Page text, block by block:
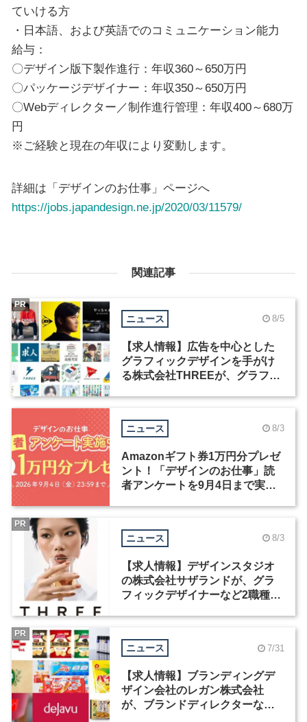
ていける方
・日本語、および英語でのコミュニケーション能力
給与：
〇デザイン版下製作進行：年収360～650万円
〇パッケージデザイナー：年収350～650万円
〇Webディレクター／制作進行管理：年収400～680万
円
※ご経験と現在の年収により変動します。
詳細は「デザインのお仕事」ページへ
https://jobs.japandesign.ne.jp/2020/03/11579/
関連記事
ニュース 8/5
【求人情報】広告を中心とした
グラフィックデザインを手がけ
る株式会社THREEが、グラフィ
PR
ニュース 8/3
Amazonギフト券1万円分プレゼ
ント！「デザインのお仕事」読
者アンケートを9月4日まで実施
ニュース 8/3
【求人情報】デザインスタジオ
の株式会社サザランドが、グラ
フィックデザイナーなど2職種を
PR
ニュース 7/31
【求人情報】ブランディングデ
ザイン会社のレガン株式会社
が、ブランドディレクターなど3
PR